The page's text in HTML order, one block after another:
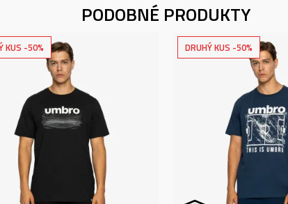
PODOBNÉ PRODUKTY
KUS -50% DRUHÝ KUS -50%